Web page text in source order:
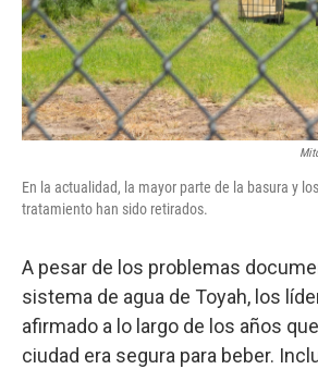
En la actualidad, la mayor parte de la basura y
tratamiento han sido retirados.
A pesar de los problemas
sistema de agua de Toyah, los
afirmado a lo largo de los años
ciudad era segura para beber.